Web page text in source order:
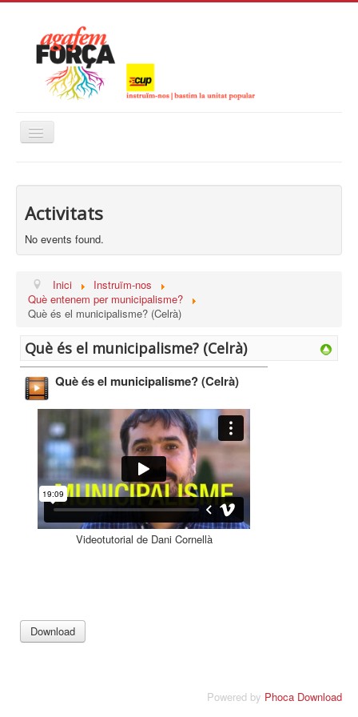
Alternar
Activitats
No events found.
Inici
Instruïm-nos
Què entenem per municipalisme?
Què és el municipalisme? (Celrà)
Què és el municipalisme? (Celrà)
Què és el municipalisme? (Celrà)
Videotutorial de Dani Cornellà
Powered by Phoca Download